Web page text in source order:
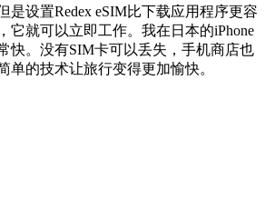
是设置Redex eSIM比下载应用程序更容
它就可以立即工作。我在日本的iPhone
快。没有SIM卡可以丢失，手机商店也
单的技术让旅行变得更加愉快。